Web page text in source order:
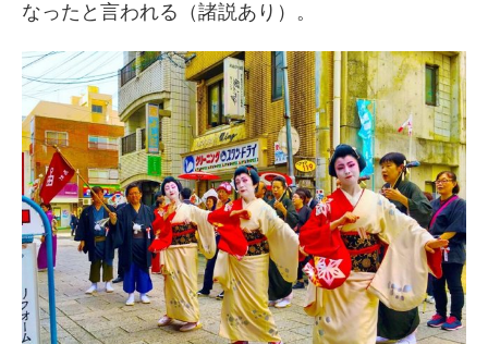
なったと言われる（諸説あり）。